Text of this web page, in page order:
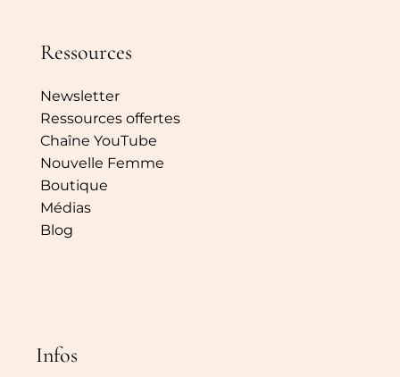
Ressources
Newsletter
Ressources offertes
Chaîne YouTube
Nouvelle Femme
Boutique
Médias
Blog
Infos